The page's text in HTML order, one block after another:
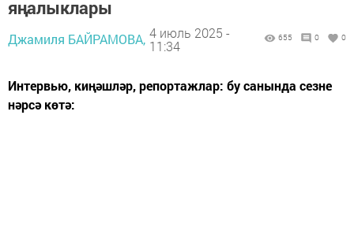
яңалыклары
Джамиля БАЙРАМОВА, 4 июль 2025 -
11:34
655 0 0
Интервью, киңәшләр, репортажлар: бу санында сезне
нәрсә көтә: